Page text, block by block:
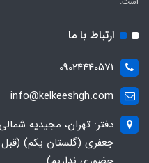
ارتباط با ما
09024440571
info@kelkeeshgh.com
دفتر: تهران، مجیدیه
جعفری (گلستان یکم)